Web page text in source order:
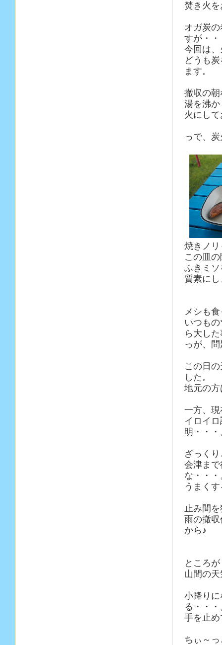
焚き火
オガ炭
すが・
今回は
どうも
ます。
撤収の
湯を沸
火にし
っで、
焼きノ
この皿
ふきミ
質素に
メシも
いつも
ら大し
っが、
この日
した。
地元の
一方、
イロイ
明・・
ざっく
会津ま
な・・
うまく
止み間
雨の撤
から♪
ところ
山間の
小降り
る・・
手を止
ちぃ～